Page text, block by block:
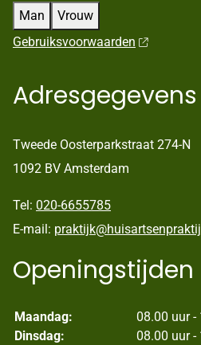
Man
Vrouw
Gebruiksvoorwaarden
Adresgegevens
Tweede Oosterparkstraat 274-N
1092 BV Amsterdam
Tel: 020-6655785
E-mail:
Openingstijden
Maandag:
08.00 uur -
Dinsdag:
08.00 uur -